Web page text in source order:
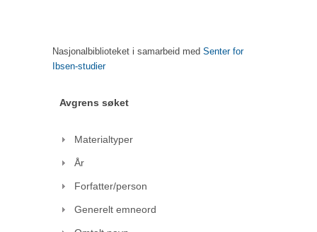
Nasjonalbiblioteket i samarbeid med Senter for
Ibsen-studier
Avgrens søket
Materialtyper
År
Forfatter/person
Generelt emneord